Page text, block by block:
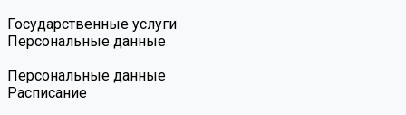
Государственные услуги
Персональные данные
Персональные данные
Расписание